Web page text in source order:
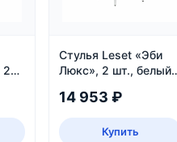
2
Стулья Leset «Эби
Люкс», 2 шт., белый,
14 953 ₽
Купить